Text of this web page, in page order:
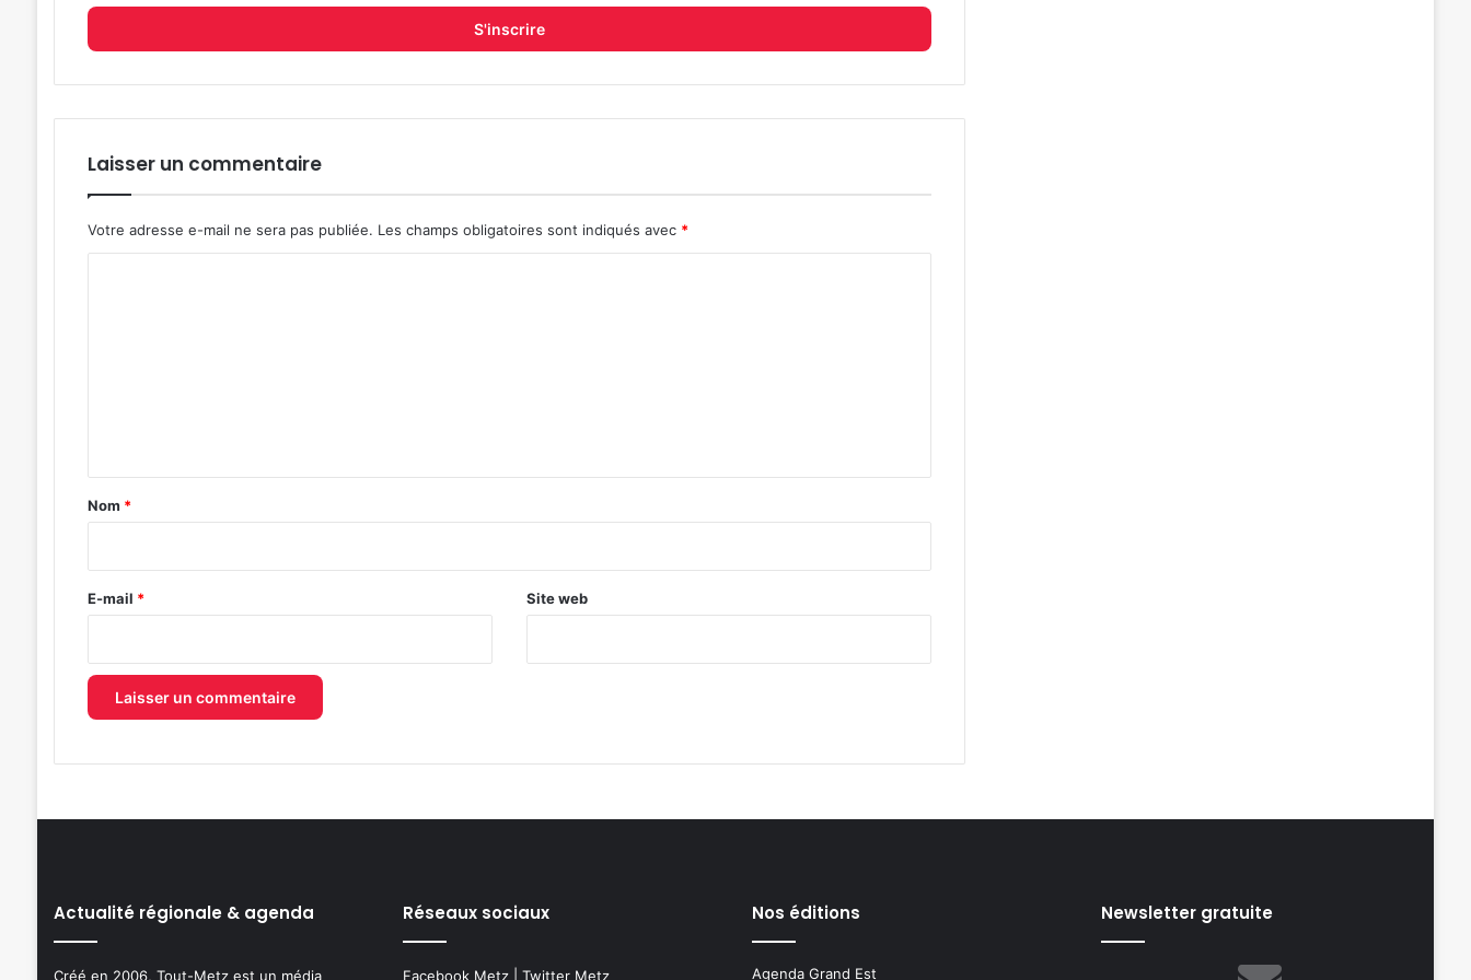
adresse
mail
Laisser un commentaire
Votre adresse e-mail ne sera pas publiée. Les champs obligatoires sont indiqués avec *
a
e
Nom *
E-mail * Site web
Actualité régionale & agenda
Créé en 2006, Tout-Metz est un média
Réseaux sociaux
Facebook Metz| Twitter Metz
Nos éditions
Agenda Grand Est
Newsletter gratuite